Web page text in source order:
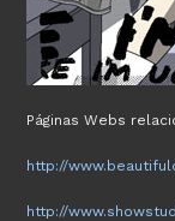
Páginas Webs
http://
http://